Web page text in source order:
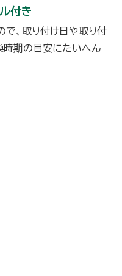
付き
、取り付け日や取り付
時期の目安にたいへん